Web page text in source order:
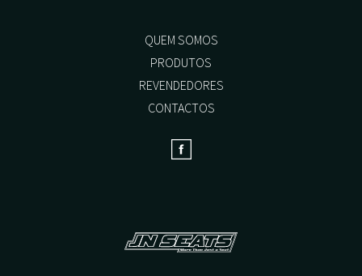
QUEM SOMOS
PRODUTOS
REVENDEDORES
CONTACTOS